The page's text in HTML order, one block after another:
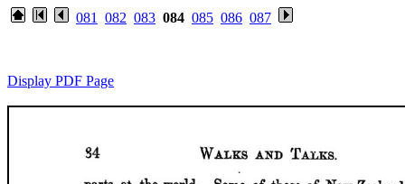
081 082 083 084 085 086 087
Display PDF Page